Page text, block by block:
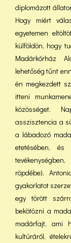
diplomázott
Hogy miért
egyetemen
külföldön, hogy
Madárkórház
lehetőség tűnt
én megkezdett
itteni
közösséget.
asszisztencia a
a lábadozó
etetésében, és
röpdébe).
gyakorlatot
egy törött
bekötözni a
madárfajt, ami
kultúráról,